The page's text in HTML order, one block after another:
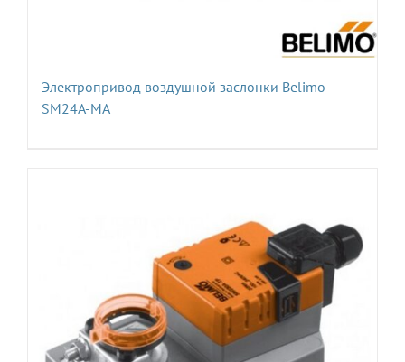
Электропривод воздушной заслонки Belimo
SM24A-MA